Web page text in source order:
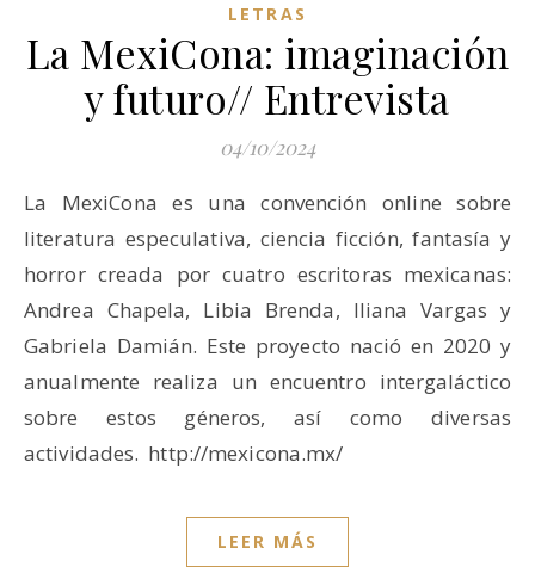
LETRAS
La MexiCona: imaginación
y futuro// Entrevista
04/10/2024
La MexiCona es una convención online sobre
literatura especulativa, ciencia ficción, fantasía y
horror creada por cuatro escritoras mexicanas:
Andrea Chapela, Libia Brenda, Iliana Vargas y
Gabriela Damián. Este proyecto nació en 2020 y
anualmente realiza un encuentro intergaláctico
sobre estos géneros, así como diversas
actividades. http://mexicona.mx/
LEER MÁS